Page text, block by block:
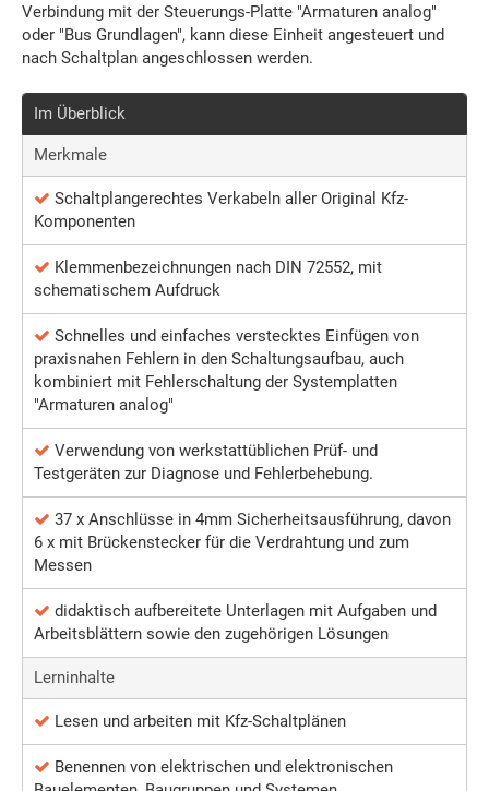
Verbindung mit der Steuerungs-Platte "Armaturen analog"
oder "Bus Grundlagen", kann diese Einheit angesteuert und
nach Schaltplan angeschlossen werden.
Im Überblick
Merkmale
Schaltplangerechtes Verkabeln aller Original Kfz-
Komponenten
Klemmenbezeichnungen nach DIN 72552, mit
schematischem Aufdruck
Schnelles und einfaches verstecktes Einfügen von
praxisnahen Fehlern in den Schaltungsaufbau, auch
kombiniert mit Fehlerschaltung der Systemplatten
"Armaturen analog"
Verwendung von werkstattüblichen Prüf- und
Testgeräten zur Diagnose und Fehlerbehebung.
37 x Anschlüsse in 4mm Sicherheitsausführung, davon
6 x mit Brückenstecker für die Verdrahtung und zum
Messen
didaktisch aufbereitete Unterlagen mit Aufgaben und
Arbeitsblättern sowie den zugehörigen Lösungen
Lerninhalte
Lesen und arbeiten mit Kfz-Schaltplänen
Benennen von elektrischen und elektronischen